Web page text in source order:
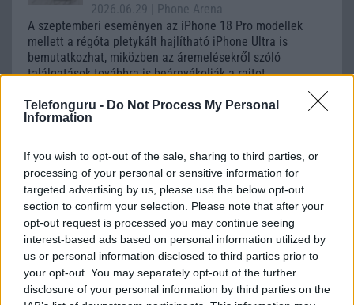
Telefonguru - Do Not Process My Personal
Information
If you wish to opt-out of the sale, sharing to third parties, or
processing of your personal or sensitive information for
targeted advertising by us, please use the below opt-out
section to confirm your selection. Please note that after your
opt-out request is processed you may continue seeing
interest-based ads based on personal information utilized by
us or personal information disclosed to third parties prior to
your opt-out. You may separately opt-out of the further
disclosure of your personal information by third parties on the
2026.06.29
| Phone Arena
A szeptemberi eseményen az iPhone 18 Pro modellek
mellett a régóta pletykált hajlítható iPhone Ultra is
bemutatkozhat, miközben az áremelésekről szóló
találgatások továbbra is beárnyékolják a rajtot.
Az Android rejtett automatizmusai: hat
funkció, amely észrevétlenül könnyíti
2026.06.14| Android Police
Sok felhasználó külön alkalmazásokra esküszik, pedig az
Android már évek óta olyan intelligens funkciókat kínál,
amelyek maguktól dolgoznak a háttérben.
Ez a rejtett Samsung funkció teljesen
megváltoztatja a mobilhasználatot –
sokan mégsem tudnak róla
2026.07.12| Android Central